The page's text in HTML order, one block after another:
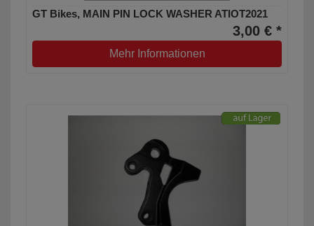
GT Bikes, MAIN PIN LOCK WASHER ATIOT2021
3,00 € *
Mehr Informationen